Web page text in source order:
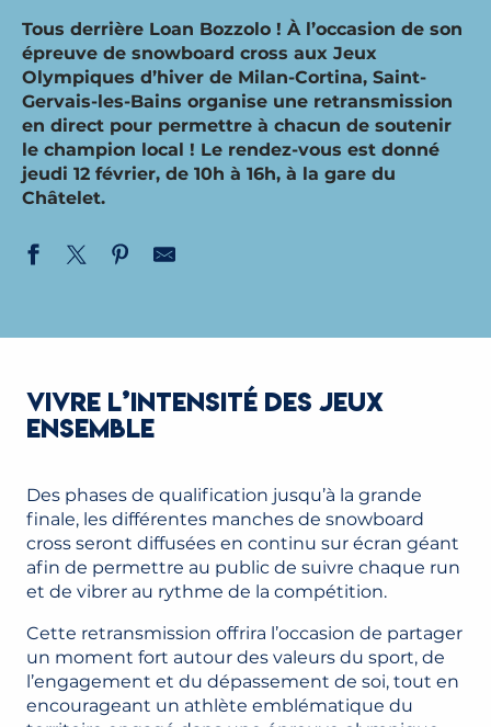
Tous derrière Loan Bozzolo ! À l’occasion de son
épreuve de snowboard cross aux Jeux
Olympiques d’hiver de Milan-Cortina, Saint-
Gervais-les-Bains organise une retransmission
en direct pour permettre à chacun de soutenir
le champion local ! Le rendez-vous est donné
jeudi 12 février, de 10h à 16h, à la gare du
Châtelet.
VIVRE L’INTENSITÉ DES JEUX
ENSEMBLE
Des phases de qualification jusqu’à la grande
finale, les différentes manches de snowboard
cross seront diffusées en continu sur écran géant
afin de permettre au public de suivre chaque run
et de vibrer au rythme de la compétition.
Cette retransmission offrira l’occasion de partager
un moment fort autour des valeurs du sport, de
l’engagement et du dépassement de soi, tout en
encourageant un athlète emblématique du